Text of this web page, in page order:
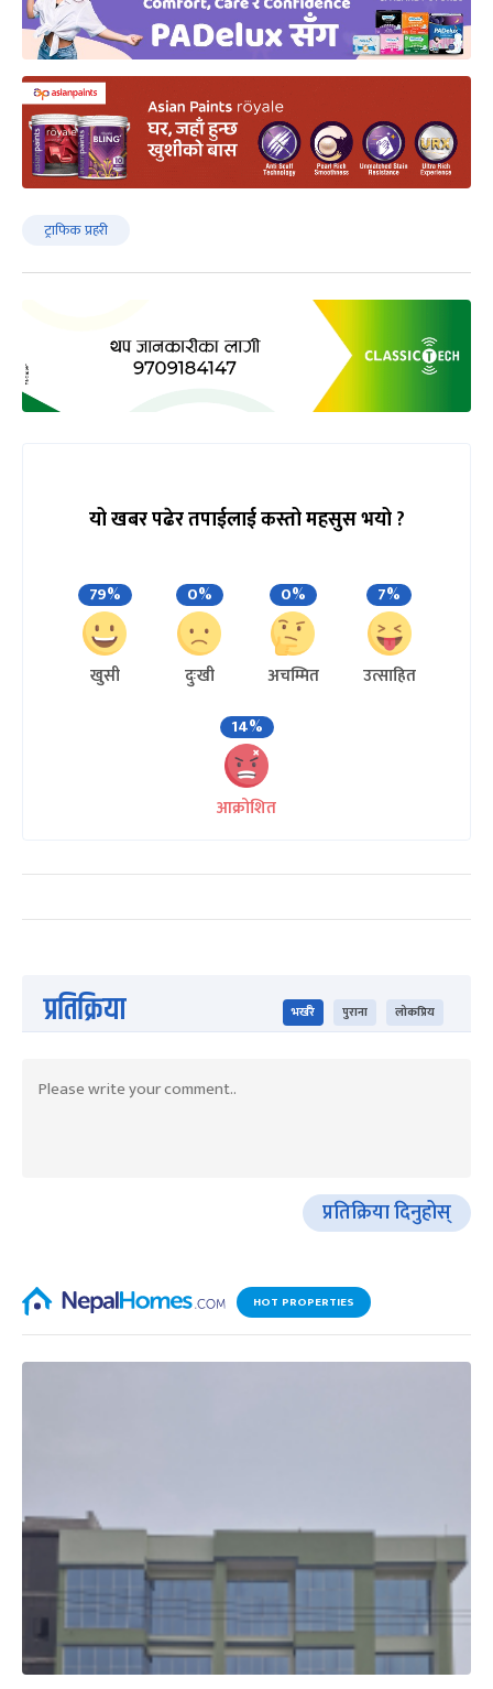
ट्राफिक प्रहरी
यो खबर पढेर तपाईलाई कस्तो महसुस भयो ?
79%
खुसी
0%
दुःखी
0%
अचम्मित
7%
उत्साहित
14%
आक्रोशित
प्रतिक्रिया भर्खरै पुराना लोकप्रिय
प्रतिक्रिया दिनुहोस्
HOT PROPERTIES